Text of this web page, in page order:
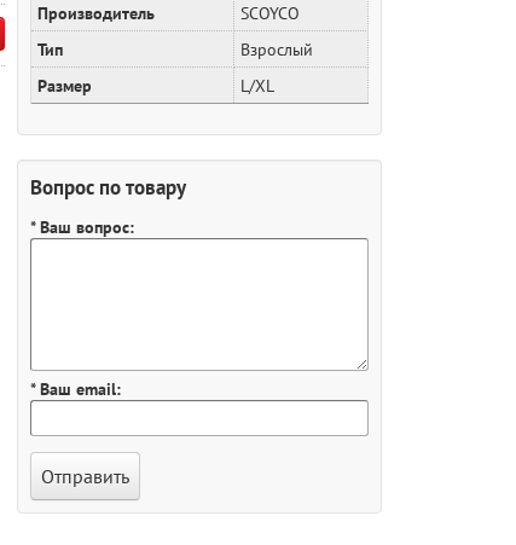
Производитель
SCOYCO
Тип
Взрослый
Размер
L/XL
Вопрос по товару
* Ваш вопрос:
* Ваш email: